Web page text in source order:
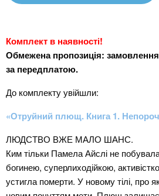
Комплект в наявності!
Обмежена пропозиція:
за передплатою.
До комплекту увійшли:
«Отруйний плющ. Книга 1.
ЛЮДСТВО ВЖЕ МАЛО ШАНС.
Ким тільки Памела Айслі не
богинею, суперлиходійкою,
устигла померти. У новому тілі, про